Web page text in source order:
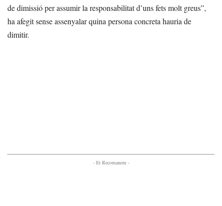
de dimissió per assumir la responsabilitat d’uns fets molt greus”,
ha afegit sense assenyalar quina persona concreta hauria de
dimitir.
- Et Recomanem -